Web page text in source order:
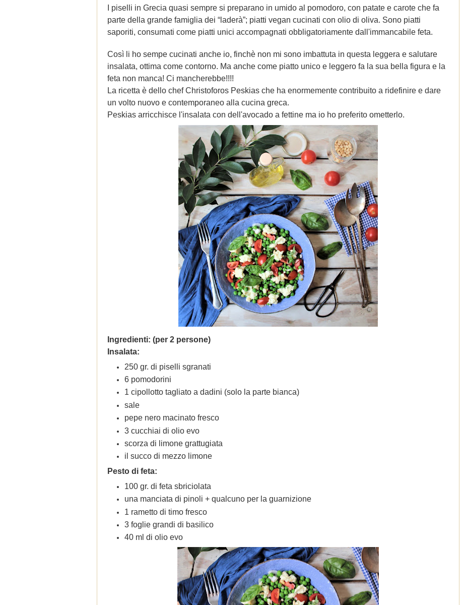
I piselli in Grecia quasi sempre si preparano in umido al pomodoro, con patate e carote che fa
parte della grande famiglia dei “laderà”; piatti vegan cucinati con olio di oliva. Sono piatti
saporiti, consumati come piatti unici accompagnati obbligatoriamente dall'immancabile feta.
Così li ho sempe cucinati anche io, finchè non mi sono imbattuta in questa leggera e salutare
insalata, ottima come contorno. Ma anche come piatto unico e leggero fa la sua bella figura e la
feta non manca! Ci mancherebbe!!!!
La ricetta è dello chef Christoforos Peskias che ha enormemente contribuito a ridefinire e dare
un volto nuovo e contemporaneo alla cucina greca.
Peskias arricchisce l'insalata con dell'avocado a fettine ma io ho preferito ometterlo.
Ingredienti: (per 2 persone)
Insalata:
250 gr. di piselli sgranati
6 pomodorini
1 cipollotto tagliato a dadini (solo la parte bianca)
sale
pepe nero macinato fresco
3 cucchiai di olio evo
scorza di limone grattugiata
il succo di mezzo limone
Pesto di feta:
100 gr. di feta sbriciolata
una manciata di pinoli + qualcuno per la guarnizione
1 rametto di timo fresco
3 foglie grandi di basilico
40 ml di olio evo